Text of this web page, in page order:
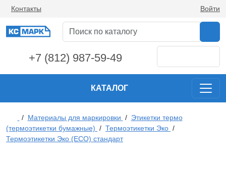
Контакты Войти
+7 (812) 987-59-49
КАТАЛОГ
/ Материалы для маркировки / Этикетки термо
(термоэтикетки бумажные) / Термоэтикетки Эко /
Термоэтикетки Эко (ECO) стандарт